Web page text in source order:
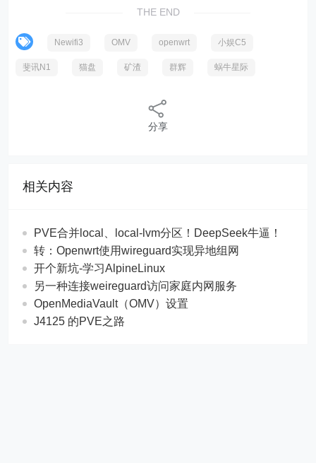
THE END
Newifi3 OMV openwrt 小娱C5
斐讯N1 猫盘 矿渣 群辉 蜗牛星际
分享
相关内容
PVE合并local、local-lvm分区！DeepSeek牛逼！
转：Openwrt使用wireguard实现异地组网
开个新坑-学习AlpineLinux
另一种连接weireguard访问家庭内网服务
OpenMediaVault（OMV）设置
J4125 的PVE之路